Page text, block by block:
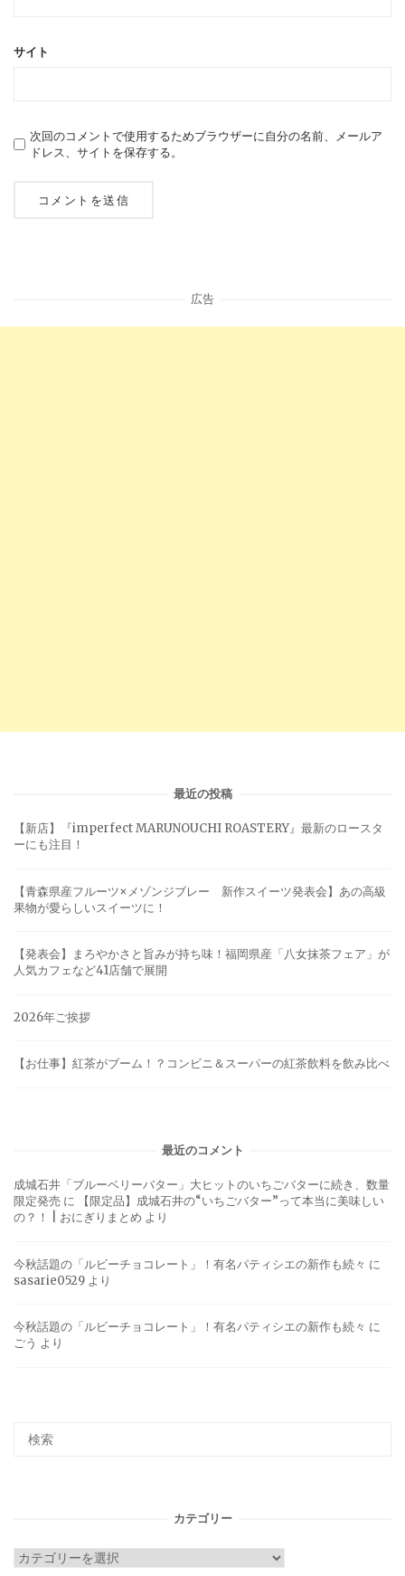
サイト
次回のコメントで使用するためブラウザーに自分の名前、メールア
ドレス、サイトを保存する。
広告
最近の投稿
【新店】『imperfect MARUNOUCHI ROASTERY』最新のロースタ
ーにも注目！
【青森県産フルーツ×メゾンジブレー 新作スイーツ発表会】あの高級
果物が愛らしいスイーツに！
【発表会】まろやかさと旨みが持ち味！福岡県産「八女抹茶フェア」が
人気カフェなど41店舗で展開
2026年ご挨拶
【お仕事】紅茶がブーム！？コンビニ＆スーパーの紅茶飲料を飲み比べ
最近のコメント
成城石井「ブルーベリーバター」大ヒットのいちごバターに続き、数量
限定発売 に
【限定品】成城石井の“いちごバター”って本当に美味しい
の？！ | おにぎりまとめ より
今秋話題の「ルビーチョコレート」！有名パティシエの新作も続々 に
sasarie0529 より
今秋話題の「ルビーチョコレート」！有名パティシエの新作も続々 に
ごう より
カテゴリー
カ